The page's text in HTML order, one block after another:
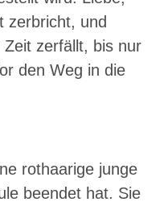
zerbricht, und
zerfällt, bis nur
den Weg in die
rothaarige junge
beendet hat. Sie